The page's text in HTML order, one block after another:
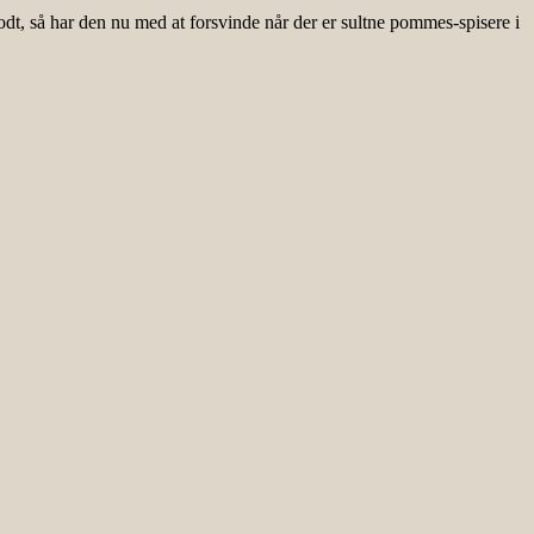
så har den nu med at forsvinde når der er sultne pommes-spisere i